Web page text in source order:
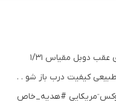
وانت فورد اف ۳۵۰ بسیار کمیاب لاستیکهای عقب دوبل مقیاس ۱/۳۱
کیفیت درب باز شو . .
ٓمریکایی #هدیه_خاص